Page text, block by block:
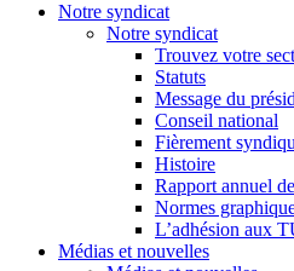
Notre syndicat
Notre syndicat
Trouvez votre
Statuts
Message du
Conseil national
Fièrement
Histoire
Rapport annuel
Normes
L’adhésion aux
Médias et nouvelles